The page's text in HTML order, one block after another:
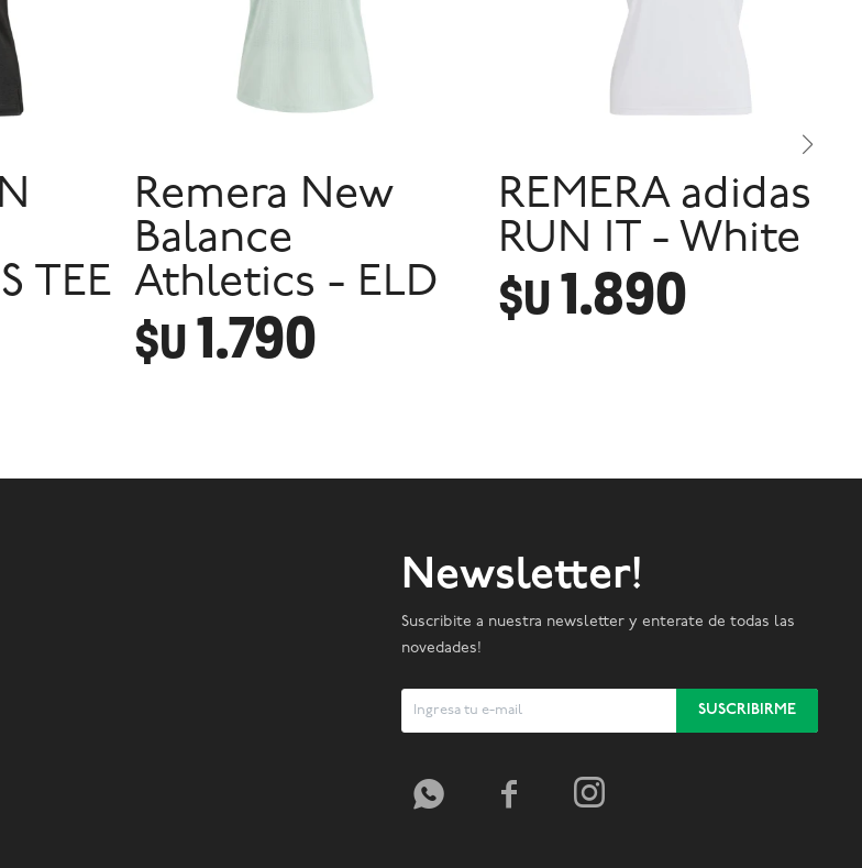
TEE
Remera New
Balance
Athletics - ELD
$U1.790
REMERA adidas
RUN IT - White
$U1.890
Newsletter!
Suscribite a nuestra newsletter y enterate de todas las
novedades!
SUSCRIBIRME
  